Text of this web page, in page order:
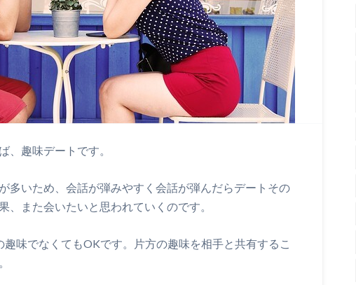
、趣味デートです。
多いため、会話が弾みやすく会話が弾んだらデートその
、また会いたいと思われていくのです。
味でなくてもOKです。片方の趣味を相手と共有するこ